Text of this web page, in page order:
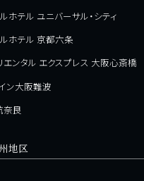
ホテル ユニバーサル・シティ
ホテル 京都六条
エンタル エクスプレス 大阪心斎橋
ン大阪難波
奈良
地区